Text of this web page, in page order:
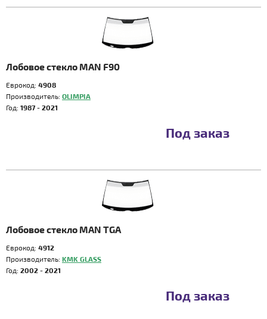
Лобовое стекло MAN F90
Еврокод: 4908
Производитель: OLIMPIA
Год: 1987 - 2021
Под заказ
Лобовое стекло MAN TGA
Еврокод: 4912
Производитель: KMK GLASS
Год: 2002 - 2021
Под заказ